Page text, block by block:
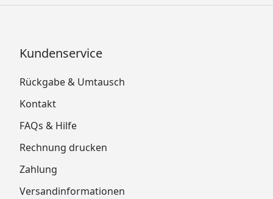
Kundenservice
Rückgabe & Umtausch
Kontakt
FAQs & Hilfe
Rechnung drucken
Zahlung
Versandinformationen